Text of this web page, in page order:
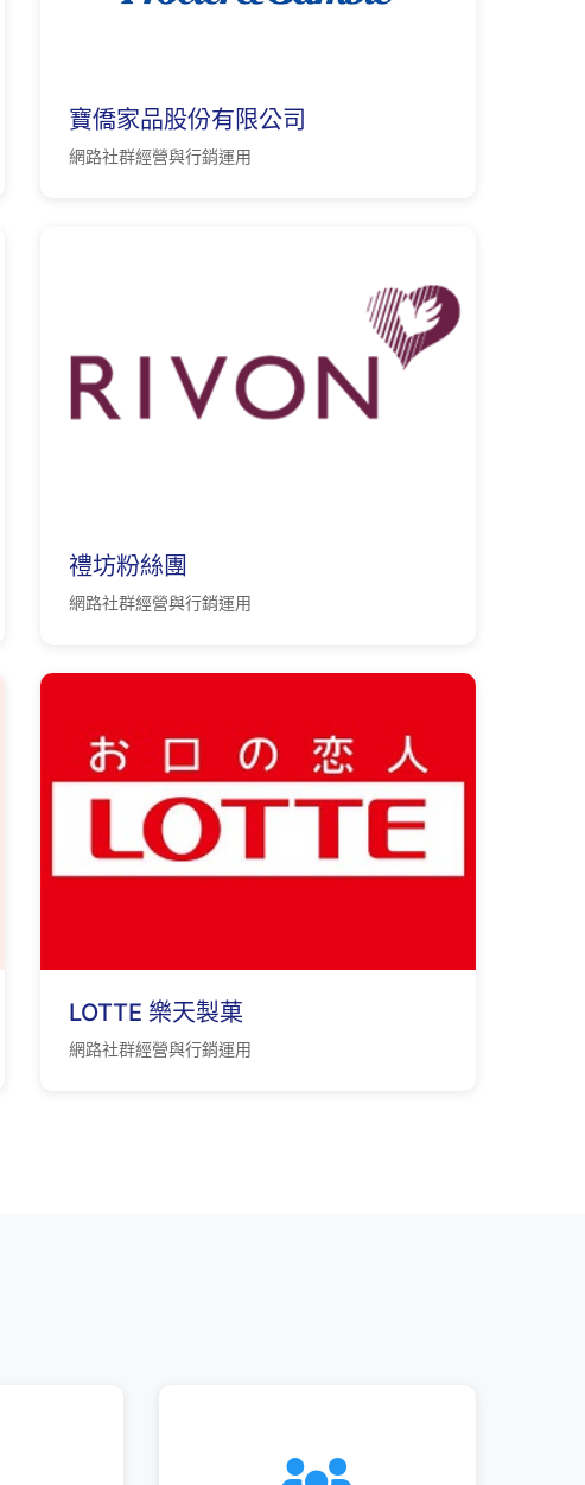
寶僑家品股份有限公司
網路社群經營與行銷運用
禮坊粉絲團
網路社群經營與行銷運用
LOTTE 樂天製菓
網路社群經營與行銷運用